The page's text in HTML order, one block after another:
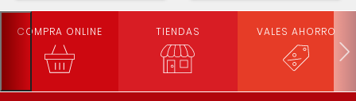
COMPRA ONLINE TIENDAS VALES AHORRO